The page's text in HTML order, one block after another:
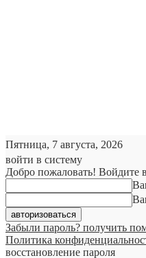
Пятница, 7 августа, 2026
войти в систему
Добро пожаловать! Войдите
Забыли пароль? получить
Политика
восстановление пароля